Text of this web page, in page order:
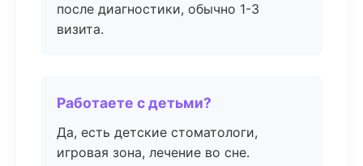
после диагностики, обычно 1-3
визита.
Работаете с детьми?
Да, есть детские стоматологи,
игровая зона, лечение во сне.